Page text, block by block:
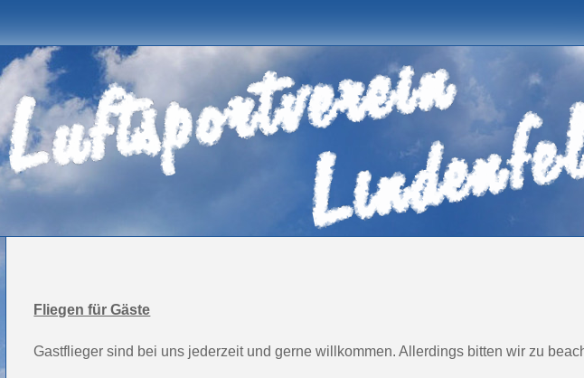
Fliegen für Gäste
Gastflieger sind bei uns jederzeit und gerne willkommen. Allerdings bitten wir zu